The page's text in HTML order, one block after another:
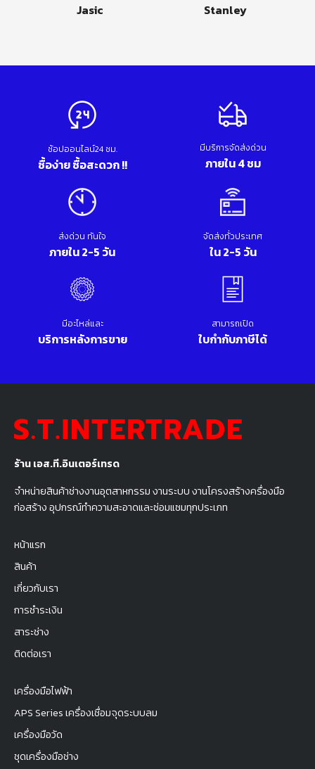
Jasic Stanley
ร้าน เอส.ที.อินเตอร์เทรด
จำหน่ายสินค้าช่างงานอุตสาหกรรม งานระบบ งานโครงสร้างครื่องมือ
ก่อสร้าง อุปกรณ์ทำความสะอาดและซ่อมแซมทุกประเภท
หน้าแรก
สินค้า
เกี่ยวกับเรา
การชำระเงิน
สาระช่าง
ติดต่อเรา
เครื่องมือไฟฟ้า
APS Series เครื่องเชื่อมจุดระบบลม
เครื่องมือวัด
ชุดเครื่องมือช่าง
ช้อปออนไลน์24 ชม.
ซื้อง่าย ซื้อสะดวก !!
มีบริการจัดส่งด่วน
ภายใน 4 ชม
ส่งด่วน ทันใจ
ภายใน 2-5 วัน
จัดส่งทั่วประเทศ
ใน 2-5 วัน
มีอะไหล่และ
บริการหลังการขาย
สามารถเปิด
ใบกำกับภาษีได้